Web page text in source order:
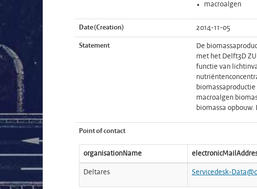
macroalgen
Date (Creation) 2014-11-05
Statement
De
met het Delft3D
functie van
macroalgen
biomassa opbouw.
Point of contact
organisationName
Deltares Servicedesk-